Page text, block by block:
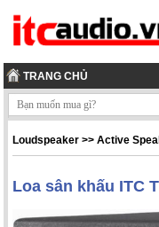
TRANG CHỦ
Loudspeaker >>Active
Loa sân khấu ITC